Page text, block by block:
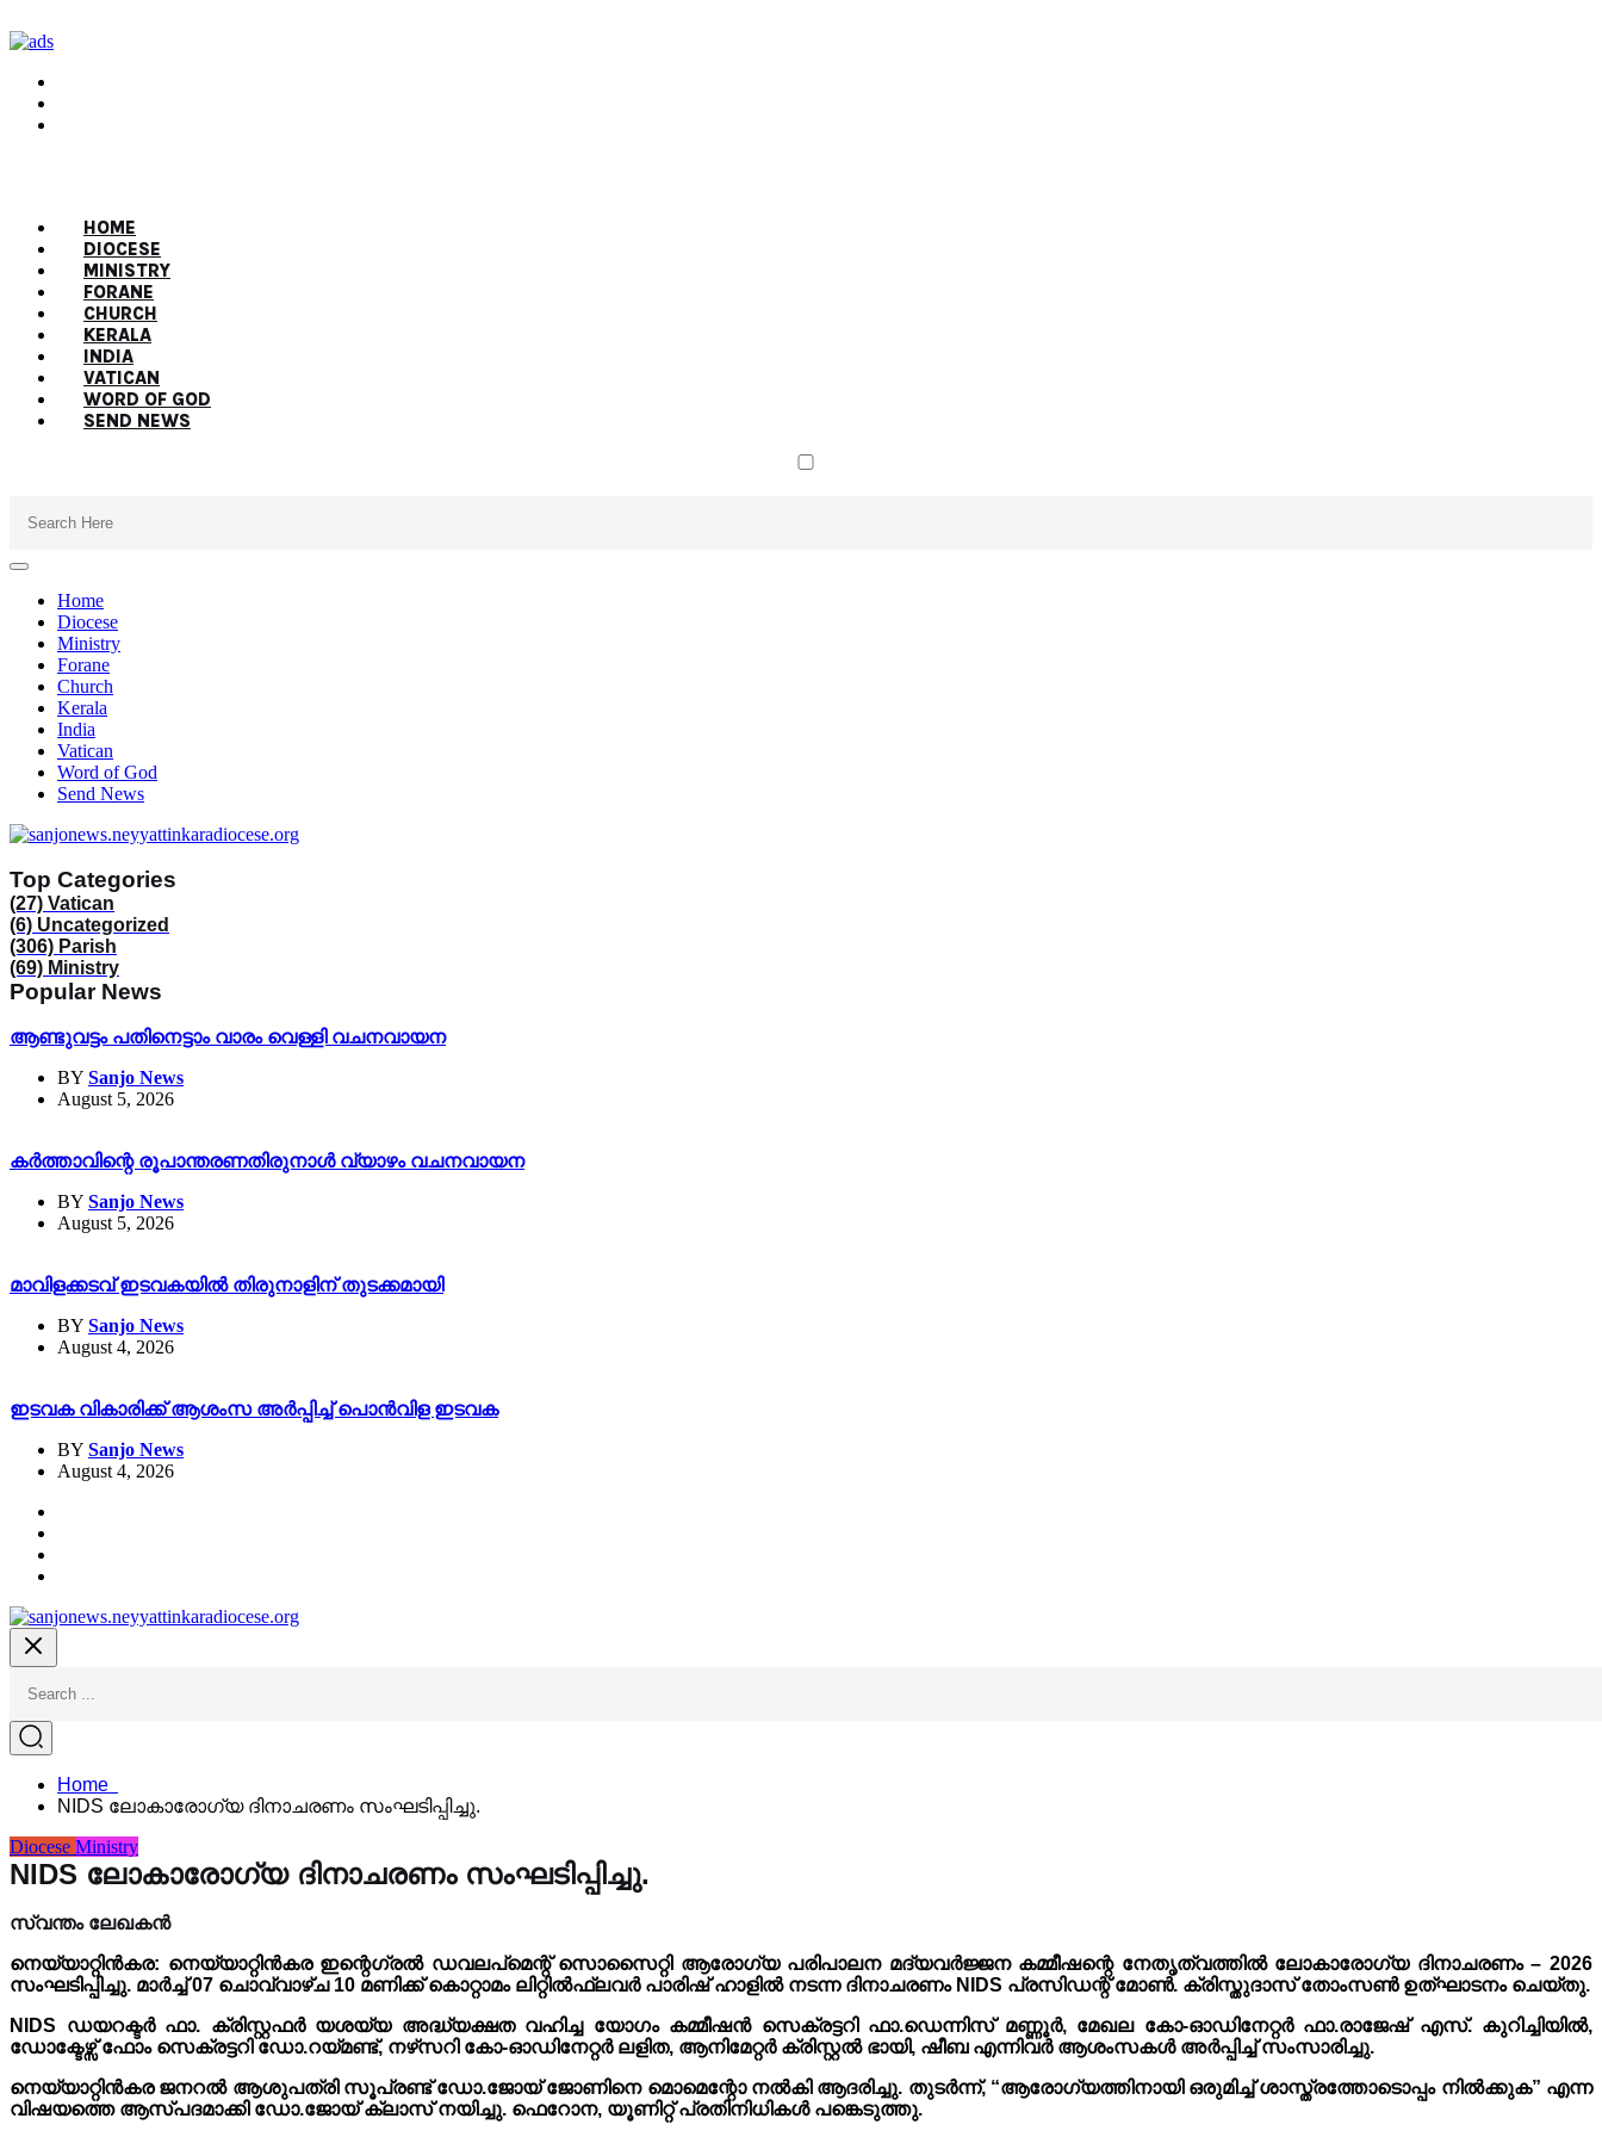
HOME
DIOCESE
MINISTRY
FORANE
CHURCH
KERALA
INDIA
VATICAN
WORD OF GOD
SEND NEWS
Home
Diocese
Ministry
Forane
Church
Kerala
India
Vatican
Word of God
Send News
Top Categories
(27) Vatican
(6) Uncategorized
(306) Parish
(69) Ministry
Popular News
ആണ്ടുവട്ടം പതിനെട്ടാം വാരം വെള്ളി വചനവായന
BY Sanjo News
August 5, 2026
കർത്താവിന്റെ രൂപാന്തരണതിരുനാൾ വ്യാഴം വചനവായന
BY Sanjo News
August 5, 2026
മാവിളക്കടവ് ഇടവകയിൽ തിരുനാളിന് തുടക്കമായി
BY Sanjo News
August 4, 2026
ഇടവക വികാരിക്ക് ആശംസ അർപ്പിച്ച് പൊൻവിള ഇടവക
BY Sanjo News
August 4, 2026
Home
NIDS ലോകാരോഗ്യ ദിനാചരണം സംഘടിപ്പിച്ചു.
Diocese Ministry
NIDS ലോകാരോഗ്യ ദിനാചരണം സംഘടിപ്പിച്ചു.
സ്വന്തം ലേഖകൻ
നെയ്യാറ്റിൻകര: നെയ്യാറ്റിൻകര ഇന്റെഗ്രൽ ഡവലപ്മെന്റ് സൊസൈറ്റി ആരോഗ്യ പരിപാലന മദ്യവർജ്ജന കമ്മീഷന്റെ നേതൃത്വത്തിൽ ലോകാരോഗ്യ ദിനാചരണം – 2026
സംഘടിപ്പിച്ചു. മാർച്ച് 07 ചൊവ്വാഴ്ച 10 മണിക്ക് കൊറ്റാമം ലിറ്റിൽഫ്ലവർ പാരിഷ് ഹാളിൽ നടന്ന ദിനാചരണം NIDS പ്രസിഡന്റ് മോൺ. ക്രിസ്തുദാസ് തോംസൺ ഉത്ഘാടനം ചെയ്തു.
NIDS ഡയറക്ടർ ഫാ. ക്രിസ്റ്റഫർ യശയ്യ അദ്ധ്യക്ഷത വഹിച്ച യോഗം കമ്മീഷൻ സെക്രട്ടറി ഫാ.ഡെന്നിസ് മണ്ണൂർ, മേഖല കോ-ഓഡിനേറ്റർ ഫാ.രാജേഷ് എസ്. കുറിച്ചിയിൽ,
ഡോക്ടേഴ്സ് ഫോം സെക്രട്ടറി ഡോ.റയ്മണ്ട്, നഴ്‌സറി കോ-ഓഡിനേറ്റർ ലളിത, ആനിമേറ്റർ ക്രിസ്റ്റൽ ഭായി, ഷീബ എന്നിവർ ആശംസകൾ അർപ്പിച്ച് സംസാരിച്ചു.
നെയ്യാറ്റിൻകര ജനറൽ ആശുപത്രി സൂപ്രണ്ട് ഡോ.ജോയ് ജോണിനെ മൊമെന്റോ നൽകി ആദരിച്ചു. തുടർന്ന്, “ആരോഗ്യത്തിനായി ഒരുമിച്ച് ശാസ്ത്രത്തോടൊപ്പം നിൽക്കുക” എന്ന
വിഷയത്തെ ആസ്പദമാക്കി ഡോ.ജോയ് ക്ലാസ് നയിച്ചു. ഫെറോന, യൂണിറ്റ് പ്രതിനിധികൾ പങ്കെടുത്തു.